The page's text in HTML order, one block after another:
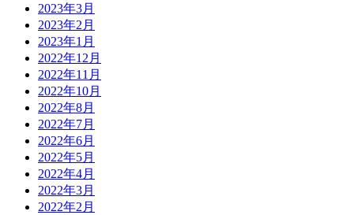
2023年3月
2023年2月
2023年1月
2022年12月
2022年11月
2022年10月
2022年8月
2022年7月
2022年6月
2022年5月
2022年4月
2022年3月
2022年2月